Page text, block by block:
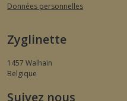
Données personnelles
Zyglinette
1457 Walhain
Belgique
Suivez nous